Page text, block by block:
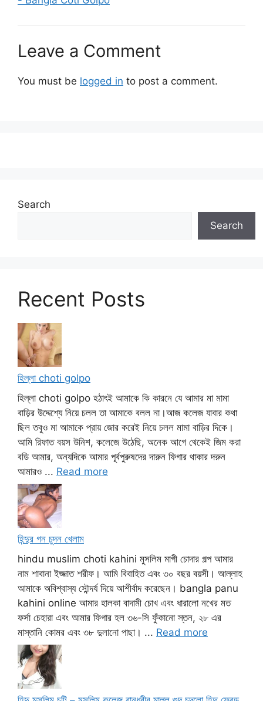
Leave a Comment
You must be logged in to post a comment.
Search
Search
Recent Posts
হিল্লা choti golpo
হিল্লা choti golpo হঠাৎই আমাকে কি কারনে যে আমার মা মামা
বাড়ির উদ্দেশ্যে নিয়ে চলল তা আমাকে বলল না।আজ কলেজ যাবার কথা
ছিল তবুও মা আমাকে প্রায় জোর করেই নিয়ে চলল মামা বাড়ির দিকে।
আমি রিফাত বয়স উনিশ, কলেজে উঠেছি, অনেক আগে থেকেই জিম করা
বডি আমার, অন্যদিকে আমার পূর্বপুরুষদের দারুন ফিগার থাকার দরুন
আমারও ... Read more
হিন্দুর গন চুদন খেলাম
hindu muslim choti kahini মুসলিম মাগী চোদার গল্প আমার
নাম শাবানা ইজ্জাত শরীফ। আমি বিবাহিত এবং ৩০ বছর বয়সী। আল্লাহ
আমাকে অবিশ্বাস্য সৌন্দর্য দিয়ে আশীর্বাদ করেছেন। bangla panu
kahini online আমার হালকা বাদামী চোখ এবং ধারালো নখের মত
ফর্সা চেহারা এবং আমার ফিগার হল ৩৬-সি ফুঁকানো স্তন, ২৮ এর
মাস্তানি কোমর এবং ৩৮ দুলানো পাছা। ... Read more